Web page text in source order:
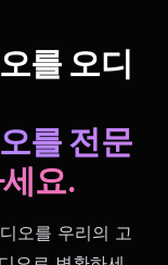
를 오디
를 전문
요.
오를 우리의 고